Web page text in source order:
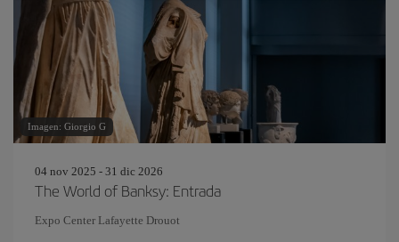
Imagen: Giorgio G
04 nov 2025 - 31 dic 2026
The World of Banksy: Entrada
Expo Center Lafayette Drouot